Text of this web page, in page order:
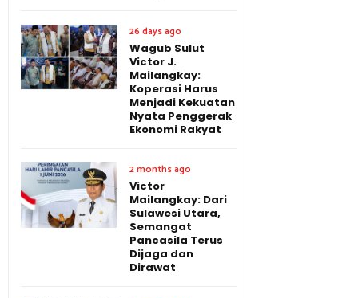
26 days ago
Wagub Sulut
Victor J.
Mailangkay:
Koperasi Harus
Menjadi Kekuatan
Nyata Penggerak
Ekonomi Rakyat
2 months ago
Victor
Mailangkay: Dari
Sulawesi Utara,
Semangat
Pancasila Terus
Dijaga dan
Dirawat